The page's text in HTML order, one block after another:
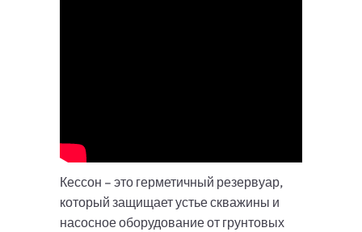
Кессон – это герметичный резервуар,
который защищает устье скважины и
насосное оборудование от грунтовых